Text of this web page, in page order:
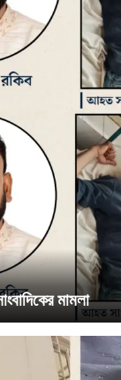
মামলা